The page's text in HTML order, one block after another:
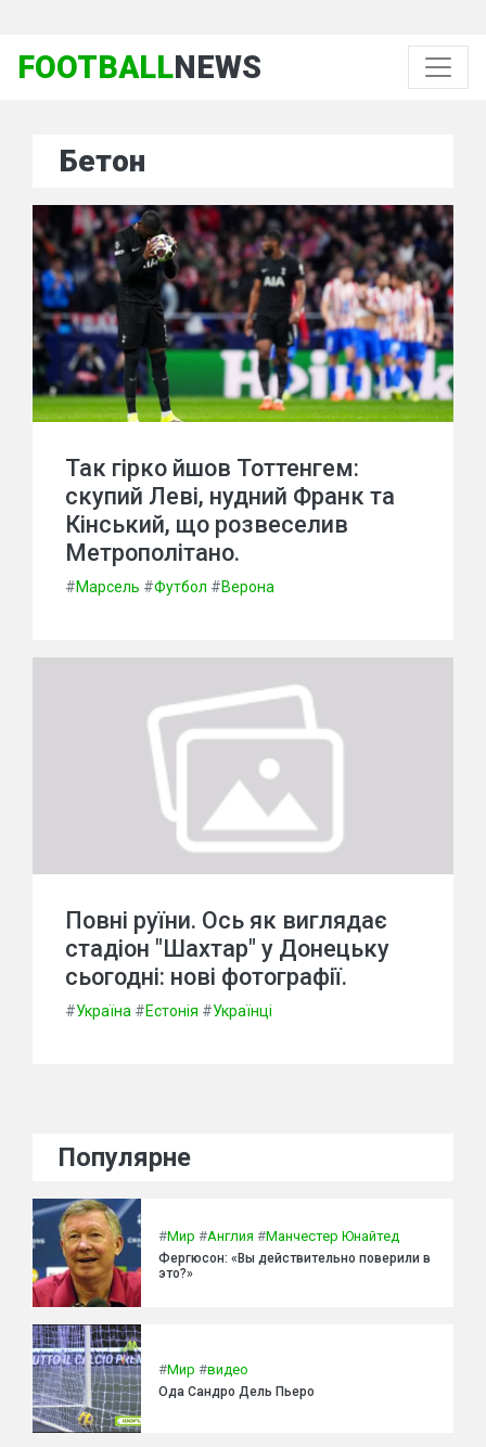
FOOTBALLNEWS
Бетон
Так гірко йшов Тоттенгем:
скупий Леві, нудний Франк та
Кінський, що розвеселив
Метрополітано.
#Марсель #Футбол #Верона
Повні руїни. Ось як виглядає
стадіон "Шахтар" у Донецьку
сьогодні: нові фотографії.
#Україна #Естонія #Українці
Популярне
#Мир #Англия #Манчестер Юнайтед
Фергюсон: «Вы действительно поверили в
это?»
#Мир #видео
Ода Сандро Дель Пьеро